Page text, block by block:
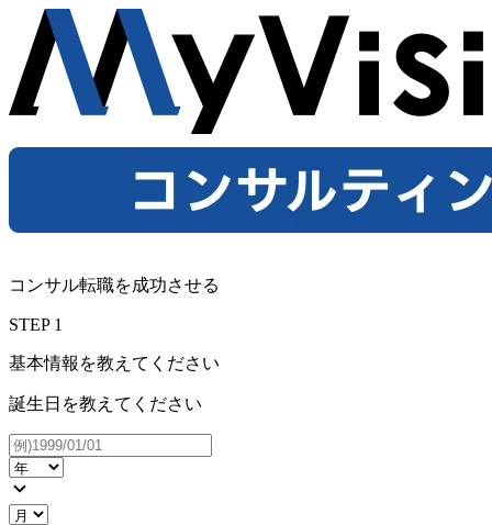
コンサル転職を成功させる
STEP 1
基本情報を教えてください
誕生日を教えてください